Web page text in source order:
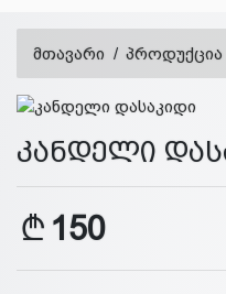
მთავარი პროდუქცია
კანდელი
150